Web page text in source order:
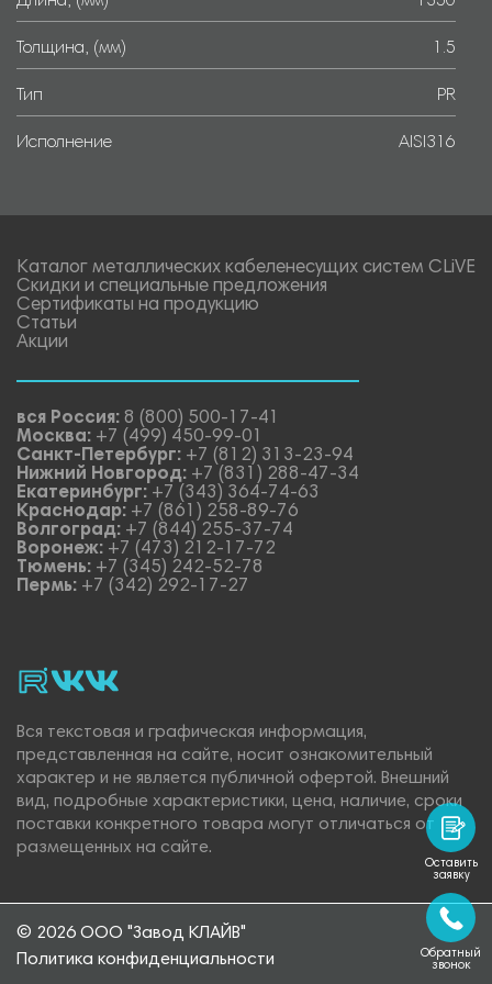
Толщина, (мм) 1.5
Тип PR
Исполнение AISI316
Каталог металлических кабеленесущих систем CLiVE
Скидки и специальные предложения
Сертификаты на продукцию
Статьи
Акции
вся Россия: 8 (800) 500-17-41
Москва: +7 (499) 450-99-01
Санкт-Петербург: +7 (812) 313-23-94
Нижний Новгород: +7 (831) 288-47-34
Екатеринбург: +7 (343) 364-74-63
Краснодар: +7 (861) 258-89-76
Волгоград: +7 (844) 255-37-74
Воронеж: +7 (473) 212-17-72
Тюмень: +7 (345) 242-52-78
Пермь: +7 (342) 292-17-27
rutubevk_video.
Vk.
Вся текстовая и графическая информация,
представленная на сайте, носит ознакомительный
характер и не является публичной офертой. Внешний
вид, подробные характеристики, цена, наличие, сроки
поставки конкретного товара могут отличаться от
размещенных на сайте.
© 2026 ООО "Завод КЛАЙВ"
Политика конфиденциальности
Оставить
заявку
Обратный
звонок